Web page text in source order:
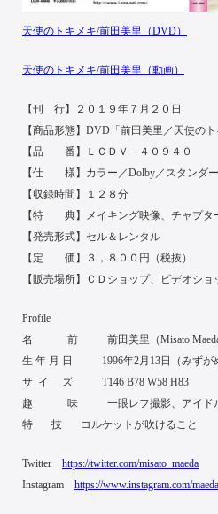
天使のトキメキ/前田美里（DVD）
天使のトキメキ/前田美里（動画）
【刊 行】２０１９年７月２０日
【商品形態】DVD「前田美里／天使の
【品 番】ＬＣＤＶ－４０９４０
【仕 様】カラー／Dolby／スタンダ
【収録時間】１２８分
【特 典】メイキング映像、チャプタ
【発売形式】セル＆レンタル
【定 価】３，８００円（税抜）
【販売場所】ＣＤショップ、ビデオシ
Profile
名 前 前田美里（Misato Maeda
生 年 月 日 1996年2月13日（みずが
サ イ ズ T146 B78 W58 H83
趣 味 一眼レフ撮影、アイド
特 技 コルケットが吹けること
Twitter https://twitter.com/misato_maeda
Instagram https://www.instagram.com/